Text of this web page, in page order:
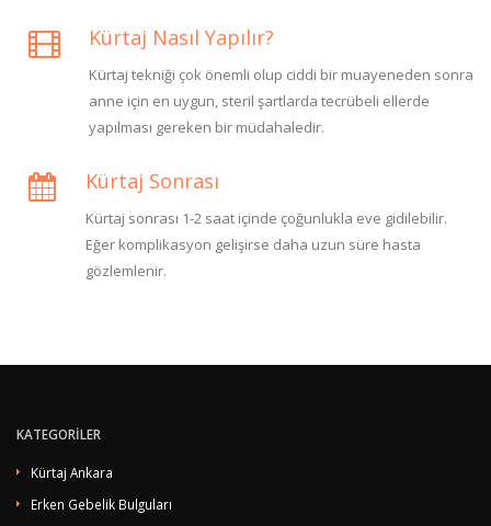
Kürtaj Nasıl Yapılır?
Kürtaj tekniği çok önemli olup ciddi bir muayeneden sonra
anne için en uygun, steril şartlarda tecrübeli ellerde
yapılması gereken bir müdahaledir.
Kürtaj Sonrası
Kürtaj sonrası 1-2 saat içinde çoğunlukla eve gidilebilir.
Eğer komplikasyon gelişirse daha uzun süre hasta
gözlemlenir.
KATEGORİLER
Kürtaj Ankara
Erken Gebelik Bulguları